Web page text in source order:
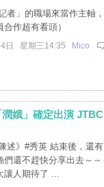
者」的職場來當作主軸
作超有看頭）
日 星期三14:35 Mico
娥」確定出演
述》#秀英 結束後，還
們還不趕快分享出去～
讓人期待了 ...